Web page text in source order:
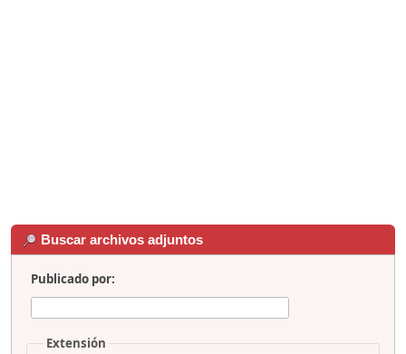
Buscar archivos adjuntos
Publicado por:
Extensión